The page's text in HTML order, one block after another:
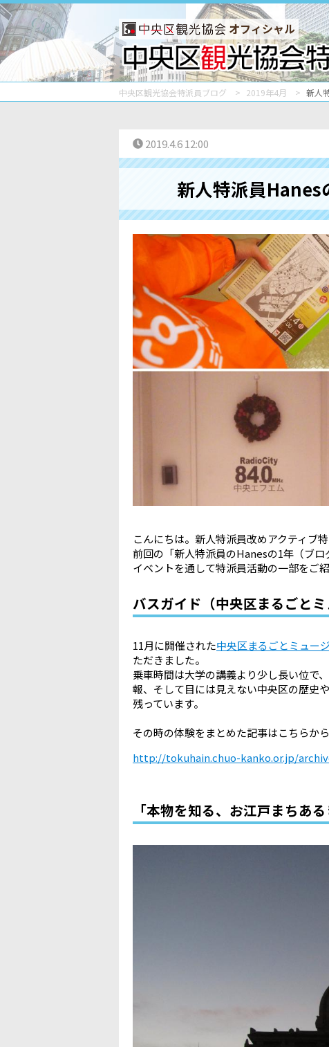
オフィシャル
中央区観光協会特派員ブログ 2019年4月 新人
2019.4.6 12:00
新人特派員Hanes
こんにちは。新人特派員改めアクティブ
前回の「新人特派員のHanesの1年（ブ
イベントを通して特派員活動の一部をご
バスガイド（中央区まるごとミ
11月に開催された中央区まるごとミュー
ただきました。
乗車時間は大学の講義より少し長い位で
報、そして目には見えない中央区の歴史
残っています。
その時の体験をまとめた記事はこちらか
http://tokuhain.chuo-kanko.or.jp/
「本物を知る、お江戸まちあ